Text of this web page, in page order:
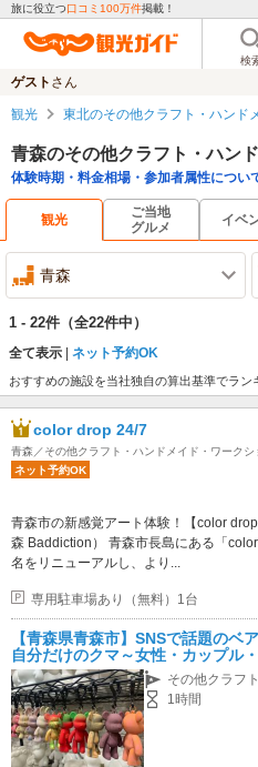
旅に役立つ口コミ100万件掲載！
検
ゲスト さん
観光 東北のその他クラフト・ハンド
青森のその他クラフト・ハン
体験時期・料金相場・参加者属性につい
観光
ご当地
グルメ
イベ
青森
1 - 22件 （全22件中）
全て表示 ネット予約OK
おすすめの施設を当社独自の算出基準でラン
color drop 24/7
青森／その他クラフト・ハンドメイド・ワークシ
ネット予約OK
青森市の新感覚アート体験！【color
森 Baddiction） 青森市長島にある「
名をリニューアルし、より...
専用駐車場あり（無料）1台
【青森県青森市】SNSで話題のベ
自分だけのクマ～女性・カップル
その他クラフ
1時間